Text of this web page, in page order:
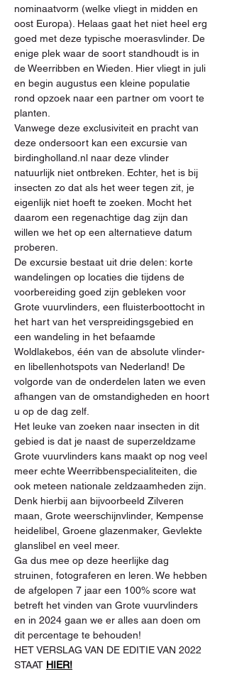
nominaatvorm (welke vliegt in midden en
oost Europa). Helaas gaat het niet heel erg
goed met deze typische moerasvlinder. De
enige plek waar de soort standhoudt is in
de Weerribben en Wieden. Hier vliegt in juli
en begin augustus een kleine populatie
rond opzoek naar een partner om voort te
planten.
Vanwege deze exclusiviteit en pracht van
deze ondersoort kan een excursie van
birdingholland.nl naar deze vlinder
natuurlijk niet ontbreken. Echter, het is bij
insecten zo dat als het weer tegen zit, je
eigenlijk niet hoeft te zoeken. Mocht het
daarom een regenachtige dag zijn dan
willen we het op een alternatieve datum
proberen.
De excursie bestaat uit drie delen: korte
wandelingen op locaties die tijdens de
voorbereiding goed zijn gebleken voor
Grote vuurvlinders, een fluisterboottocht in
het hart van het verspreidingsgebied en
een wandeling in het befaamde
Woldlakebos, één van de absolute vlinder-
en libellenhotspots van Nederland! De
volgorde van de onderdelen laten we even
afhangen van de omstandigheden en hoort
u op de dag zelf.
Het leuke van zoeken naar insecten in dit
gebied is dat je naast de superzeldzame
Grote vuurvlinders kans maakt op nog veel
meer echte Weerribbenspecialiteiten, die
ook meteen nationale zeldzaamheden zijn.
Denk hierbij aan bijvoorbeeld Zilveren
maan, Grote weerschijnvlinder, Kempense
heidelibel, Groene glazenmaker, Gevlekte
glanslibel en veel meer.
Ga dus mee op deze heerlijke dag
struinen, fotograferen en leren. We hebben
de afgelopen 7 jaar een 100% score wat
betreft het vinden van Grote vuurvlinders
en in 2024 gaan we er alles aan doen om
dit percentage te behouden!
HET VERSLAG VAN DE EDITIE VAN 2022
STAAT HIER!